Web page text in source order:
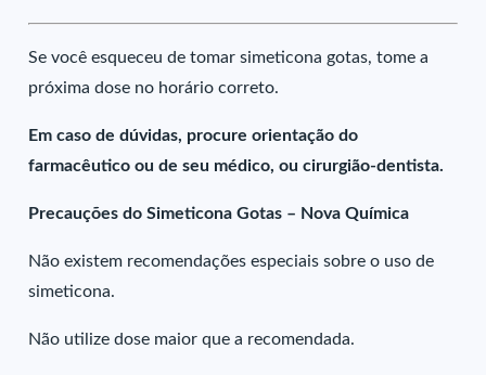
Se você esqueceu de tomar simeticona gotas, tome a
próxima dose no horário correto.
Em caso de dúvidas, procure orientação do
farmacêutico ou de seu médico, ou cirurgião-dentista.
Precauções do Simeticona Gotas – Nova Química
Não existem recomendações especiais sobre o uso de
simeticona.
Não utilize dose maior que a recomendada.